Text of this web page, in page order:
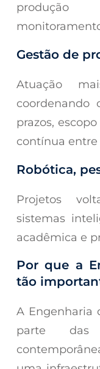
Gestão de
Atuação
prazos,
contínua entre
Robótica,
Projetos
sistemas
acadêmica e
Por que a
tão
A Engenharia
parte das